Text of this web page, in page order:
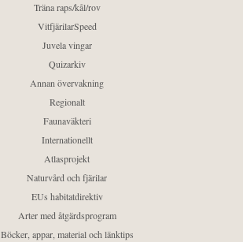
Träna raps/kål/rov
VitfjärilarSpeed
Juvela vingar
Quizarkiv
Annan övervakning
Regionalt
Faunaväkteri
Internationellt
Atlasprojekt
Naturvård och fjärilar
EUs habitatdirektiv
Arter med åtgärdsprogram
Böcker, appar, material och länktips